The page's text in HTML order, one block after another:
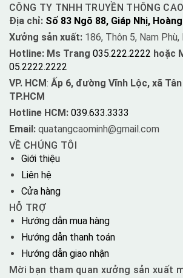
CÔNG TY TNHH TRUYỀN THÔNG
Địa chỉ: Số 83 Ngõ 88, Giáp Nhị,
Xưởng sản xuất: 186, Thôn 5, Nam Phù,
Hotline: Ms Trang 035.222.2222 hoặc
05.2222.2222
VP. HCM: Ấp 6, đường Vĩnh Lộc, xã
TP.HCM
Hotline HCM: 039.633.3333
Email: quatangcaominh@gmail.com
VỀ CHÚNG TÔI
Giới thiệu
Liên hệ
Cửa hàng
HỖ TRỢ
Hướng dẫn mua hàng
Hướng dẫn thanh toán
Hướng dẫn giao nhận
Mời bạn tham quan xưởng sản xuất